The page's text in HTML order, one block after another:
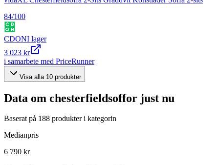
84/100
CDONI lager
3 023 kr
i samarbete med PriceRunner
Visa alla 10 produkter
Data om chesterfieldsoffor just nu
Baserat på 188 produkter i kategorin
Medianpris
6 790 kr